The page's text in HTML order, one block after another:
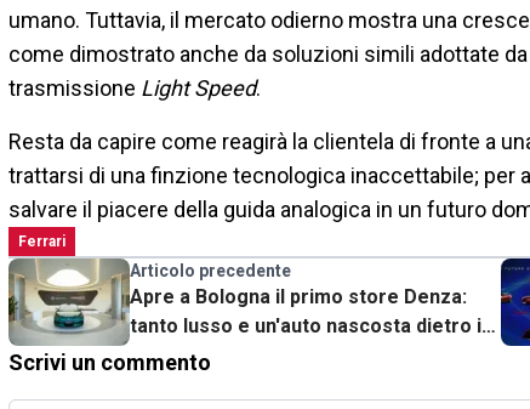
umano. Tuttavia, il mercato odierno mostra una
come dimostrato anche da soluzioni simili adottate
trasmissione Light Speed.
Resta da capire come reagirà la clientela di fronte a
trattarsi di una finzione tecnologica inaccettabile; per
salvare il piacere della guida analogica in un futuro
Ferrari
Articolo precedente
Apre a Bologna il primo store Denza:
tanto lusso e un'auto nascosta dietro il
vetro
Scrivi un commento